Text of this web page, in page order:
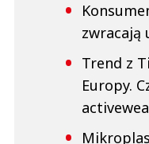
zwracają
Trend z
Europy.